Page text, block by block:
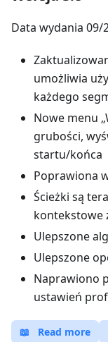
Data wydania 09/
umożliwia
każdego
Nowe menu
grubości,
startu/końca
Poprawiona
Ścieżki są
kontekstowe
Ulepszone
Ulepszone
Naprawiono
ustawień
📖 Read more